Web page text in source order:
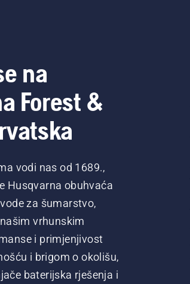
na
Forest &
vodi nas od 1689.,
Husqvarna obuhvaća
za šumarstvo,
vrhunskim
i primjenjivost
i brigom o okolišu,
baterijska rješenja i